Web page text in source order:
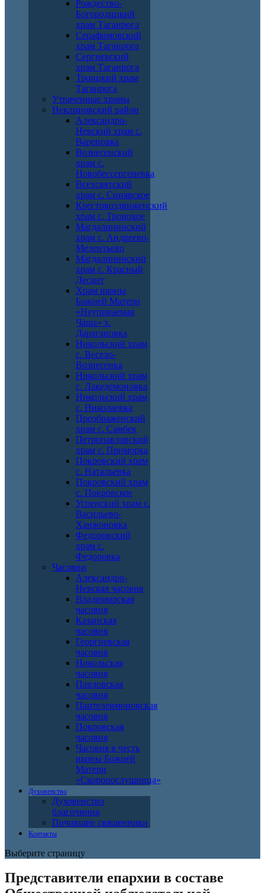
Рождество-
Богородицкий
храм Таганрога
Серафимовский
храм Таганрога
Сергиевский
храм Таганрога
Троицкий храм
Таганрога
Утраченные храмы
Неклиновский район
Александро-
Невский храм с.
Вареновка
Вознесенский
храм с.
Новобессергеневка
Всехсвятский
храм с. Синявское
Крестовоздвиженский
храм с. Троицкое
Магдалининский
храм с. Андреево-
Мелентьево
Магдалининский
храм с. Красный
Десант
Храм иконы
Божией Матери
«Неупиваемая
Чаша» х.
Дарагановка
Никольский храм
с. Весело-
Вознесенка
Никольский храм
с. Лакедемоновка
Никольский храм
с. Николаевка
Преображенский
храм с. Самбек
Петропавловский
храм с. Приморка
Покровский храм
с. Натальевка
Покровский храм
с. Покровское
Успенский храм с.
Васильево-
Ханжоновка
Федоровский
храм с.
Федоровка
Часовни
Александро-
Невская часовня
Владимирская
часовня
Казанская
часовня
Георгиевская
часовня
Никольская
часовня
Павловская
часовня
Пантелеимоновская
часовня
Покровская
часовня
Часовня в честь
иконы Божией
Матери
«Скоропослушница»
Духовенство
Духовенство
благочиния
Почившие священники
Контакты
Выберите страницу
Представители епархии в составе